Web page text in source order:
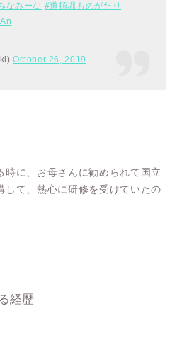
なみーな #道頓堀ものがたり
October 26, 2019
時に、お母さんに勧められて国立
して、熱心に研修を受けていたの
経歴